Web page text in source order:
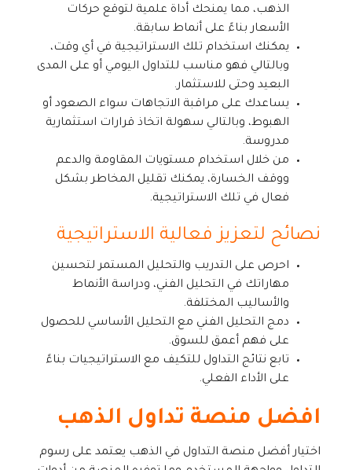
الذهب، مما يمنحك أداة علمية لتوقع حركات
الأسعار بناءً على أنماط سابقة.
يمكنك استخدام تلك الاستراتيجية في أي وقت،
وبالتالي فهو مناسب للتداول اليومي أو على المدى
البعيد وحتى للاستثمار.
يساعدك على مراقبة الاتجاهات سواء الصعود أو
الهبوط، وبالتالي سهولة اتخاذ قرارات استثمارية
مدروسة.
من خلال استخدام مستويات المقاومة والدعم
ووقف الخسارة، يمكنك تقليل المخاطر بشكل
فعال في تلك الاستراتيجية.
نصائح لتعزيز فعالية الاستراتيجية
احرص على التدريب والتحليل المستمر لتحسين
مهاراتك في التحليل الفني، ودراسة الأنماط
والأساليب المختلفة.
دمج التحليل الفني مع التحليل الأساسي للحصول
على فهم أعمق للسوق.
تابع نتائج التداول للتكيف مع الاستراتيجيات بناءً
على الأداء الفعلي.
افضل منصة تداول الذهب
اختيار أفضل منصة التداول في الذهب يعتمد على رسوم